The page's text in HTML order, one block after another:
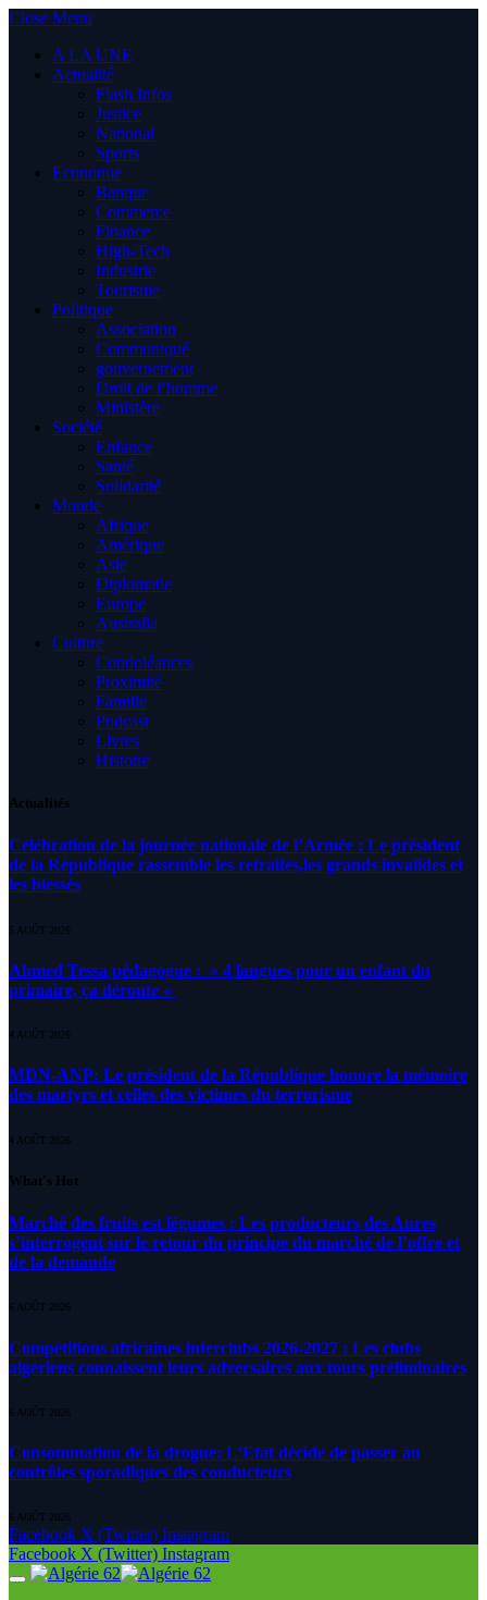
Close Menu
A LA UNE
Actualité
Flash Infos
Justice
National
Sports
Economie
Banque
Commerce
Finance
High-Tech
Industrie
Tourisme
Politique
Association
Communiqué
gouvernement
Droit de l’homme
Ministère
Société
Enfance
Santé
Solidarité
Monde
Afrique
Amérique
Asie
Diplomatie
Europe
Australia
Culture
Condoléances
Proximité
Famille
Podcast
Livres
Histoire
Actualités
Célébration de la journée nationale de l’Armée : Le président
de la République rassemble les retraités,les grands invalides et
les blessés
5 AOÛT 2026
Ahmed Tessa pédagogue : » 4 langues pour un enfant du
primaire, ça déroute «
4 AOÛT 2026
MDN-ANP: Le président de la République honore la mémoire
des martyrs et celles des victimes du terrorisme
4 AOÛT 2026
What's Hot
Marché des fruits est légumes : Les producteurs des Aures
s’interrogent sur le retour du principe du marché de l’offre et
de la demande
6 AOÛT 2026
Compétitions africaines interclubs 2026-2027 : Les clubs
algériens connaissent leurs adversaires aux tours préliminaires
6 AOÛT 2026
Consommation de la drogue: L’Etat décide de passer au
contrôles sporadiques des conducteurs
6 AOÛT 2026
Facebook X (Twitter) Instagram
Facebook X (Twitter) Instagram